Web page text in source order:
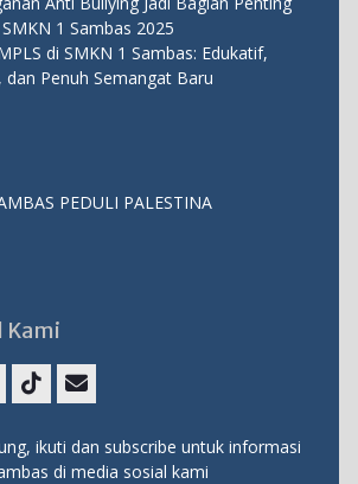
1 Sambas 2025
di SMKN 1 Sambas: Edukatif,
dan Penuh Semangat Baru
PEDULI PALESTINA
Kami
ikuti dan subscribe untuk informasi
di media sosial kami